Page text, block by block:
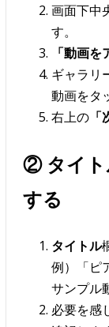
画面下中
す。
「動画を
ギャラリ
動画をタ
右上の 「
② タイト
する
タイトル
例）「ピ
サンプル
必要を感